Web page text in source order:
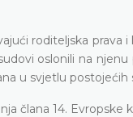
roditeljska
oslonili na
u svjetlu
člana 14. Evropske